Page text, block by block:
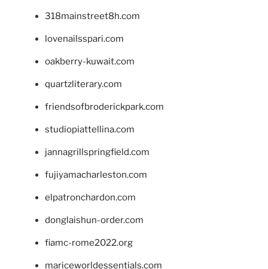
318mainstreet8h.com
lovenailsspari.com
oakberry-kuwait.com
quartzliterary.com
friendsofbroderickpark.com
studiopiattellina.com
jannagrillspringfield.com
fujiyamacharleston.com
elpatronchardon.com
donglaishun-order.com
fiamc-rome2022.org
mariceworldessentials.com